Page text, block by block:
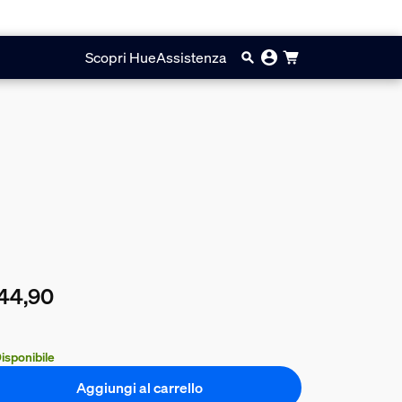
Scopri HueAssistenza
Aggiungi al carrello